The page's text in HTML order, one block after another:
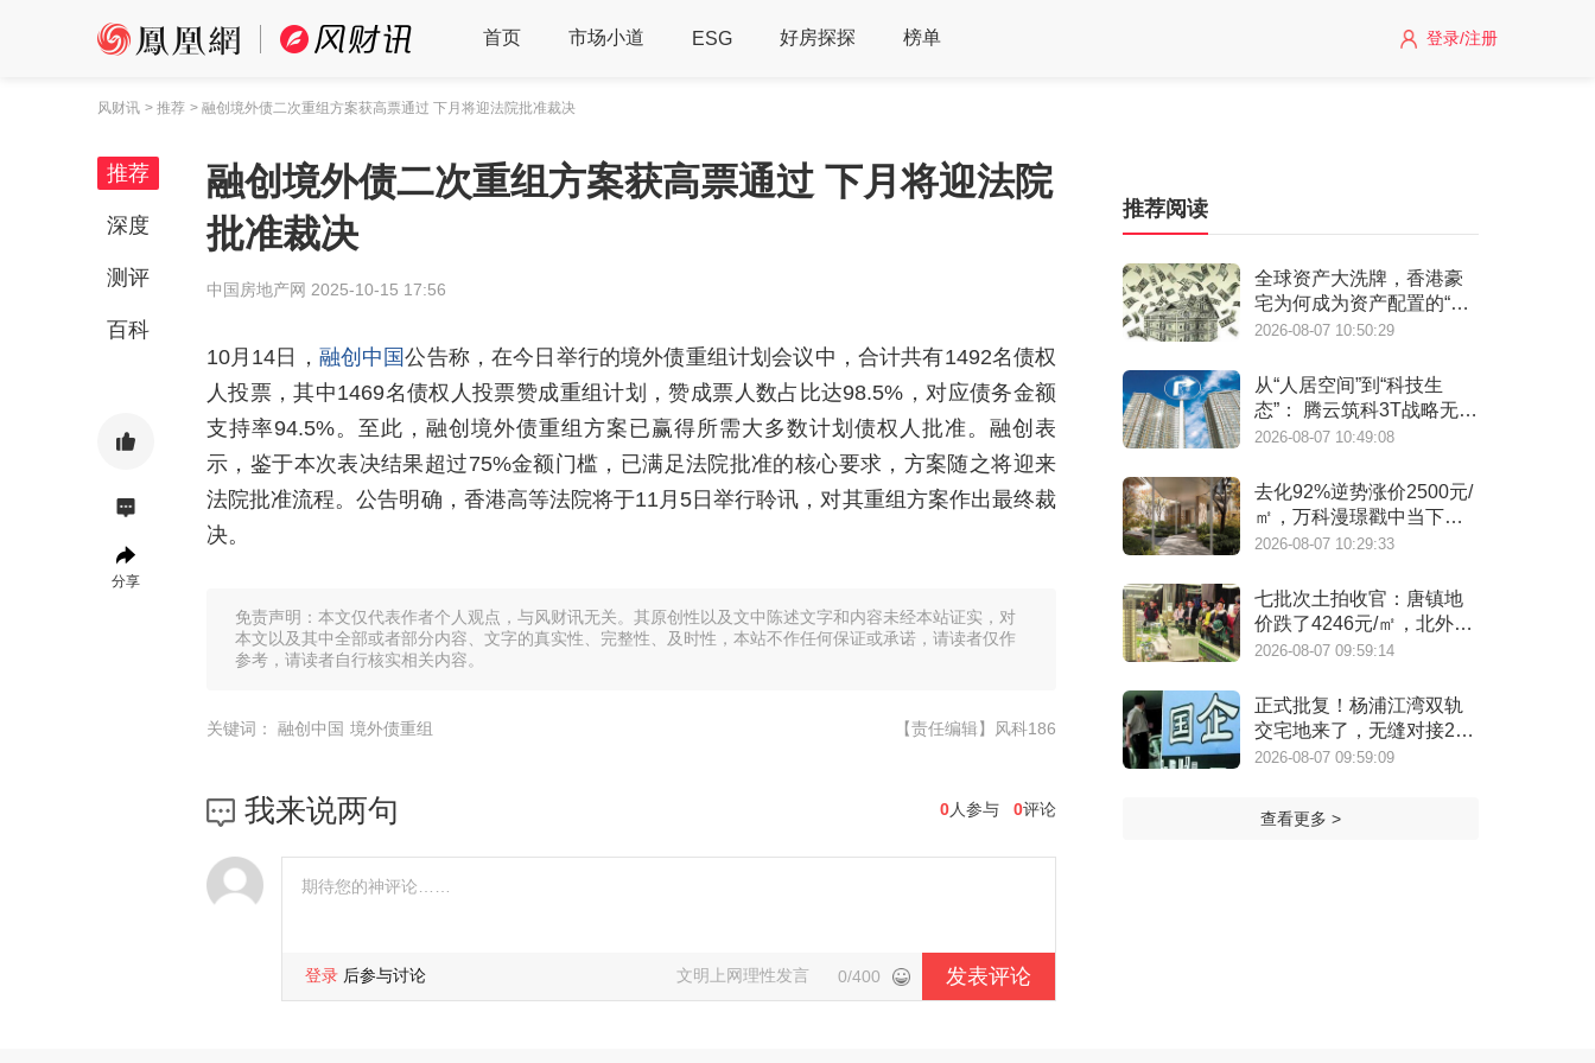
首页 市场小道 ESG 好房探探 榜单 登录/注册
风财讯 > 推荐 > 融创境外债二次重组方案获高票通过 下月将迎法院批准裁决
推荐
深度
测评
百科
分享
融创境外债二次重组方案获高票通过 下月将迎法院
批准裁决
中国房地产网 2025-10-15 17:56
10月14日， 融创中国公告称，在今日举行的境外债重组计划会议中，合计共有1492名债权
人投票，其中1469名债权人投票赞成重组计划，赞成票人数占比达98.5%，对应债务金额
支持率94.5%。至此，融创境外债重组方案已赢得所需大多数计划债权人批准。融创表
示，鉴于本次表决结果超过75%金额门槛，已满足法院批准的核心要求，方案随之将迎来
法院批准流程。公告明确，香港高等法院将于11月5日举行聆讯，对其重组方案作出最终裁
决。
免责声明：本文仅代表作者个人观点，与风财讯无关。其原创性以及文中陈述文字和内容未经本站证实，对
本文以及其中全部或者部分内容、文字的真实性、完整性、及时性，本站不作任何保证或承诺，请读者仅作
参考，请读者自行核实相关内容。
关键词： 融创中国 境外债重组 【责任编辑】风科186
我来说两句 0人参与 0评论
登录 后参与讨论 文明上网理性发言 0/400 发表评论
推荐阅读
全球资产大洗牌，香港豪
宅为何成为资产配置的“必
选项”？
2026-08-07 10:50:29
从“人居空间”到“科技生
态”： 腾云筑科3T战略无锡
首发，生态圈协同重构未
2026-08-07 10:49:08
去化92%逆势涨价2500元/
㎡，万科漫璟戳中当下最
缺的松弛生活
2026-08-07 10:29:33
七批次土拍收官：唐镇地
价跌了4246元/㎡，北外滩
来了两位温州首富
2026-08-07 09:59:14
正式批复！杨浦江湾双轨
交宅地来了，无缝对接20
号线
2026-08-07 09:59:09
查看更多 >